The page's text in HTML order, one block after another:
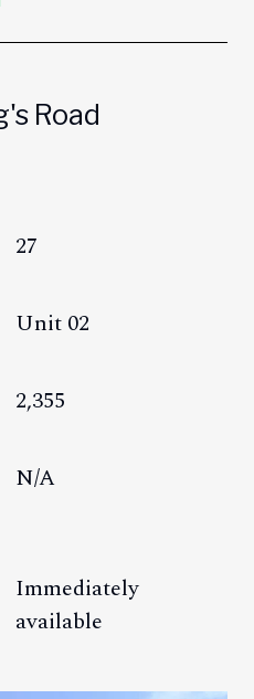
Road
27
Unit 02
2,355
N/A
Immediately
available